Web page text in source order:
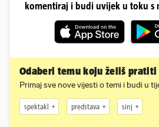
komentiraj i budi uvijek u toku s
Odaberi temu koju želiš pratiti
Primaj sve nove vijesti o temi i budi u
spektakl predstava sinj